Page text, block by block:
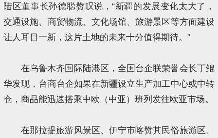
陆区董事长孙德聪赞叹说，“新疆的发展变化太大了，
交通设施、商贸物流、文化场馆、旅游景区等方面建设
让人耳目一新，这片土地的未来十分值得期待。”
在乌鲁木齐国际陆港区，全国台企联荣誉会长丁鲲
华发现，台商台企如果在新疆设立生产加工中心或中转
仓，商品能迅速搭乘中欧（中亚）班列发往欧亚市场。
在那拉提旅游风景区、伊宁市喀赞其民俗旅游区、